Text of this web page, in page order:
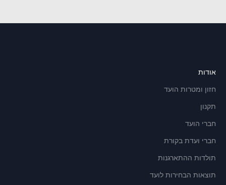
אודות
חזון ומטרות הועד
תקנון
חברי הועד
חברי ועדת בקורת
תולדות ההתארגנות
תוצאות הבחירות לועד